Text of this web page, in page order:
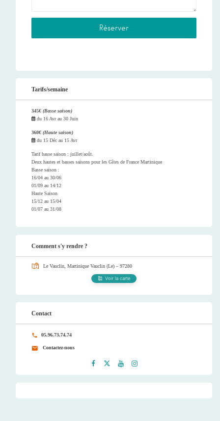
Tarifs/semaine
345€ (Basse saison)
du 16 Avrau 30 Juin
360€ (Haute saison)
du 15 Déc au 15 Avr
Tarif basse saison : juillet/août.
Deux hautes et basses saisons pour les Gîtes de France Martinique
Basse saison :
16/04 au 30/06
01/09 au 14/12
Haute Saison
15/12 au 15/04
01/07 au 31/08
Comment s'y rendre ?
Le Vauclin, Martinique Vauclin (Le) – 97280
Voir la carte
Contact
05.96.73.74.74
Contactez-nous